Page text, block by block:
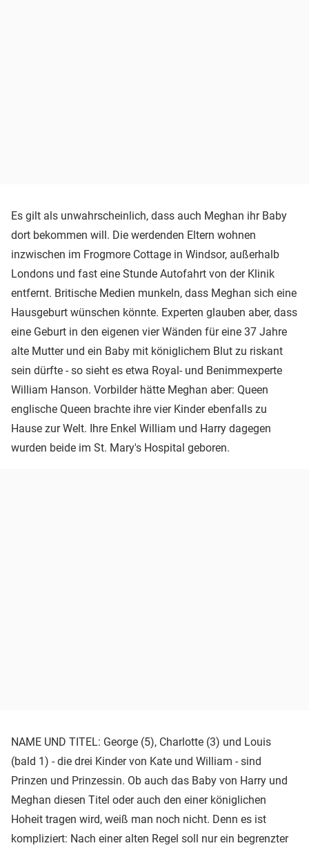
Es gilt als unwahrscheinlich, dass auch Meghan ihr Baby
dort bekommen will. Die werdenden Eltern wohnen
inzwischen im Frogmore Cottage in Windsor, außerhalb
Londons und fast eine Stunde Autofahrt von der Klinik
entfernt. Britische Medien munkeln, dass Meghan sich eine
Hausgeburt wünschen könnte. Experten glauben aber, dass
eine Geburt in den eigenen vier Wänden für eine 37 Jahre
alte Mutter und ein Baby mit königlichem Blut zu riskant
sein dürfte - so sieht es etwa Royal- und Benimmexperte
William Hanson. Vorbilder hätte Meghan aber: Queen
englische Queen brachte ihre vier Kinder ebenfalls zu
Hause zur Welt. Ihre Enkel William und Harry dagegen
wurden beide im St. Mary's Hospital geboren.
NAME UND TITEL: George (5), Charlotte (3) und Louis
(bald 1) - die drei Kinder von Kate und William - sind
Prinzen und Prinzessin. Ob auch das Baby von Harry und
Meghan diesen Titel oder auch den einer königlichen
Hoheit tragen wird, weiß man noch nicht. Denn es ist
kompliziert: Nach einer alten Regel soll nur ein begrenzter